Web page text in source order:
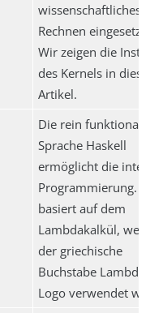
wissenschaftliches
Rechnen eingesetzt
Wir zeigen die
des Kernels in diesem
Artikel.
Die rein funktionale
Sprache Haskell
ermöglicht die
Programmierung.
basiert auf dem
Lambdakalkül,
der griechische
Buchstabe Lambda als
Logo verwendet wird.